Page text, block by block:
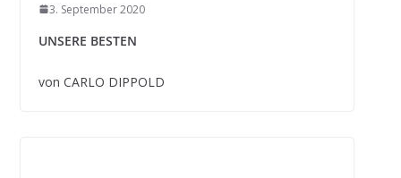
3. September 2020
UNSERE BESTEN
von CARLO DIPPOLD